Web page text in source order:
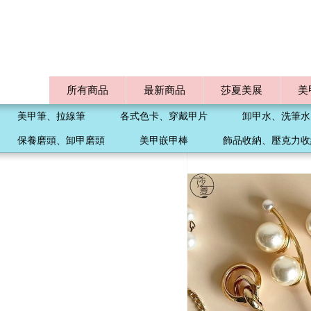
所有商品 最新商品 莎夏美展 美
美甲筆、拉線筆 各式色卡、穿戴甲片 卸甲水、洗筆
保養磨頭、卸甲磨頭 美甲嵌甲棒 飾品收納、壓克力